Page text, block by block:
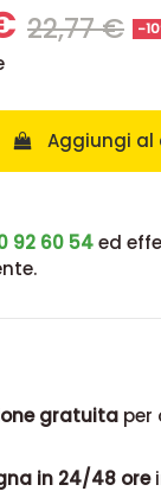
22,77 € -
Aggiungi al
92 60 54ed
gratuitaper
in 24/48 ore